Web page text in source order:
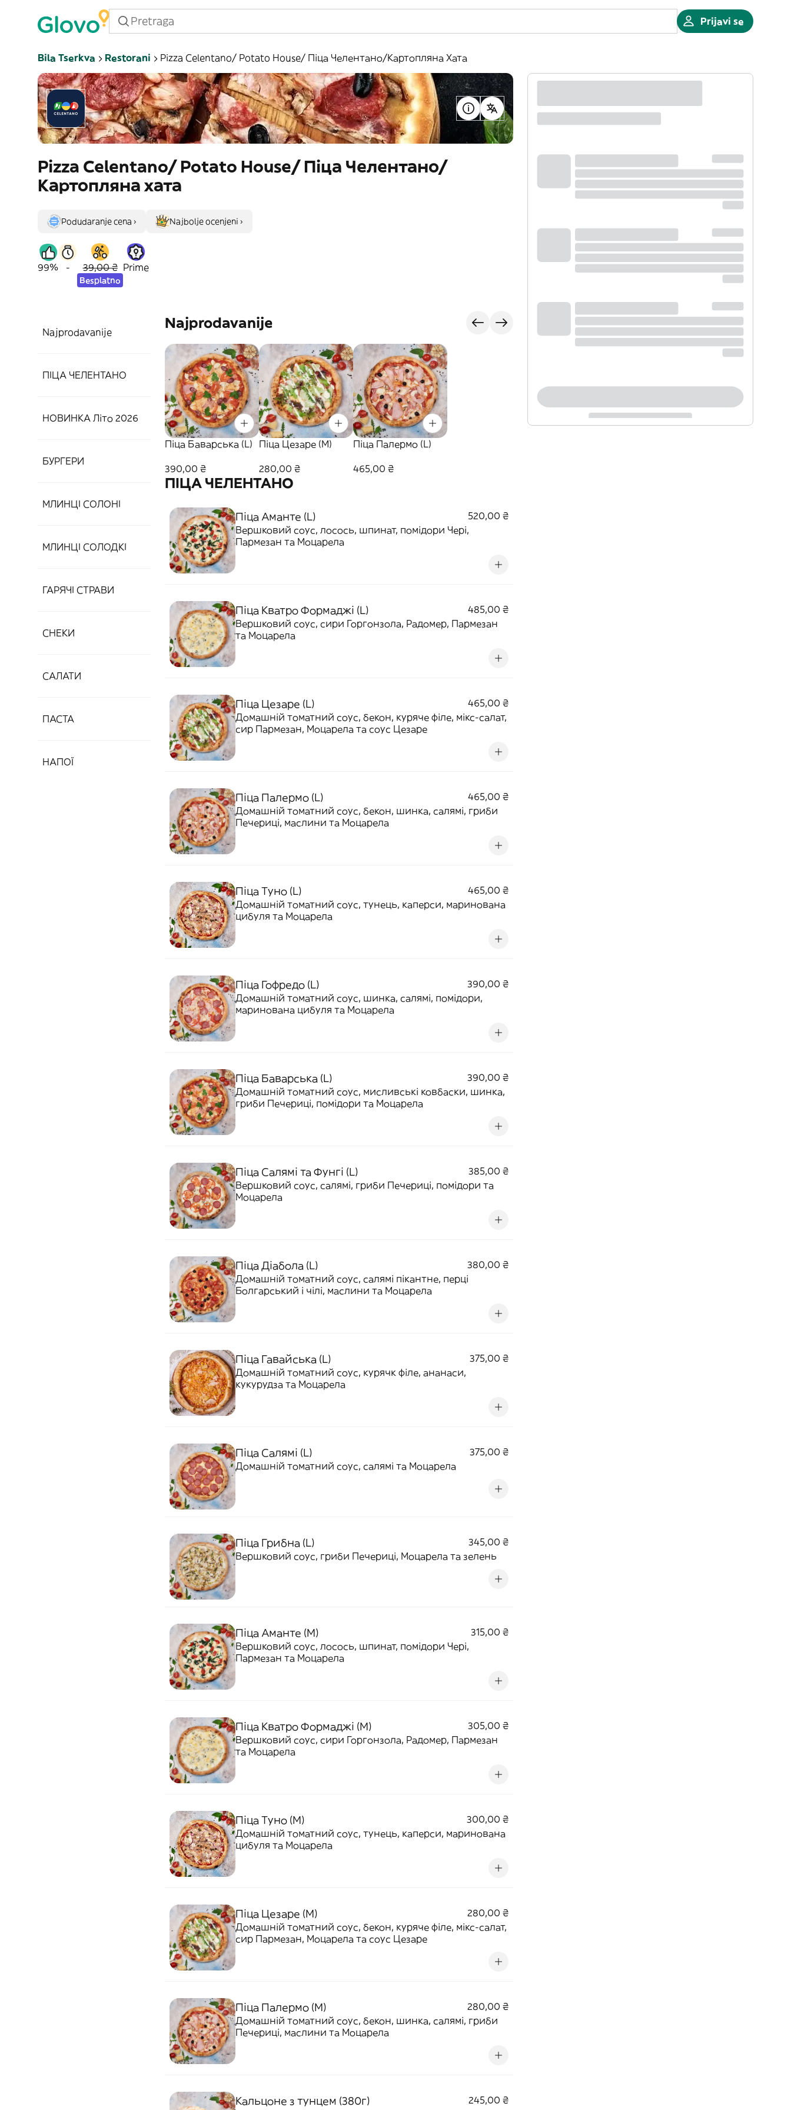
Prijavi se
Bila Tserkva Restorani Pizza Celentano/ Potato House/ Піца Челентано/Картопляна Хата
Pizza Celentano/ Potato House/ Піца Челентано/
Картопляна хата
Podudaranje cena › Najbolje ocenjeni ›
99% - 39,00 ₴
Besplatno
Prime
Najprodavanije
ПІЦА ЧЕЛЕНТАНО
НОВИНКА Літо 2026
БУРГЕРИ
МЛИНЦІ СОЛОНІ
МЛИНЦІ СОЛОДКІ
ГАРЯЧІ СТРАВИ
СНЕКИ
САЛАТИ
ПАСТА
НАПОЇ
Najprodavanije
Піца Баварська (L)
390,00 ₴
Піца Цезаре (M)
280,00 ₴
Піца Палермо (L)
465,00 ₴
ПІЦА ЧЕЛЕНТАНО
Піца Аманте (L)
520,00 ₴
Вершковий соус, лосось, шпинат, помідори Чері,
Пармезан та Моцарела
Піца Кватро Формаджі (L)
485,00 ₴
Вершковий соус, сири Горгонзола, Радомер, Пармезан
та Моцарела
Піца Цезаре (L)
465,00 ₴
Домашній томатний соус, бекон, куряче філе, мікс-салат,
сир Пармезан, Моцарела та соус Цезаре
Піца Палермо (L)
465,00 ₴
Домашній томатний соус, бекон, шинка, салямі, гриби
Печериці, маслини та Моцарела
Піца Туно (L)
465,00 ₴
Домашній томатний соус, тунець, каперси, маринована
цибуля та Моцарела
Піца Гофредо (L)
390,00 ₴
Домашній томатний соус, шинка, салямі, помідори,
маринована цибуля та Моцарела
Піца Баварська (L)
390,00 ₴
Домашній томатний соус, мисливські ковбаски, шинка,
гриби Печериці, помідори та Моцарела
Піца Салямі та Фунгі (L)
385,00 ₴
Вершковий соус, салямі, гриби Печериці, помідори та
Моцарела
Піца Діабола (L)
380,00 ₴
Домашній томатний соус, салямі пікантне, перці
Болгарський і чілі, маслини та Моцарела
Піца Гавайська (L)
375,00 ₴
Домашній томатний соус, курячк філе, ананаси,
кукурудза та Моцарела
Піца Салямі (L)
375,00 ₴
Домашній томатний соус, салямі та Моцарела
Піца Грибна (L)
345,00 ₴
Вершковий соус, гриби Печериці, Моцарела та зелень
Піца Аманте (M)
315,00 ₴
Вершковий соус, лосось, шпинат, помідори Чері,
Пармезан та Моцарела
Піца Кватро Формаджі (M)
305,00 ₴
Вершковий соус, сири Горгонзола, Радомер, Пармезан
та Моцарела
Піца Туно (M)
300,00 ₴
Домашній томатний соус, тунець, каперси, маринована
цибуля та Моцарела
Піца Цезаре (M)
280,00 ₴
Домашній томатний соус, бекон, куряче філе, мікс-салат,
сир Пармезан, Моцарела та соус Цезаре
Піца Палермо (M)
280,00 ₴
Домашній томатний соус, бекон, шинка, салямі, гриби
Печериці, маслини та Моцарела
Кальцоне з тунцем (380г)
245,00 ₴